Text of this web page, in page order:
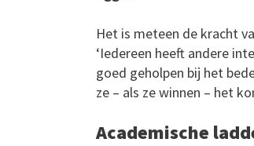
Het is meteen de kracht
‘Iedereen heeft andere
goed geholpen bij het
ze – als ze winnen – het
Academische